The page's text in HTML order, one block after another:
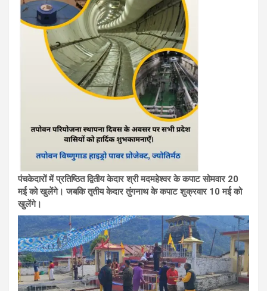
पंचकेदारों में प्रतिष्ठित द्वितीय केदार श्री मदमहेश्वर के कपाट सोमवार 20
मई को खुलेंगे। जबकि तृतीय केदार तुंगनाथ के कपाट शुक्रवार 10 मई को
खुलेंगे।